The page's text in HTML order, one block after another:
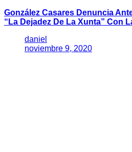
González Casares Denuncia
“la Dejadez De La Xunta” Con
daniel
noviembre 9, 2020